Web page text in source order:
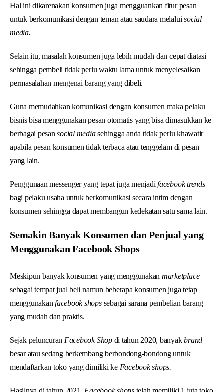
Hal ini dikarenakan konsumen juga mengguankan fitur pesan
untuk berkomunikasi dengan teman atau saudara melaluisocial
media.
Selain itu, masalah konsumen juga lebih mudah dan cepat diatasi
sehingga pembeli tidak perlu waktu lama untuk menyelesaikan
permasalahan mengenai barang yang dibeli.
Guna memudahkan komunikasi dengan konsumen maka pelaku
bisnis bisa menggunakan pesan otomatis yang bisa dimasukkan ke
berbagai pesansocial mediasehingga anda tidak perlu khawatir
apabila pesan konsumen tidak terbaca atau tenggelam di pesan
yang lain.
Penggunaan messenger yang tepat juga menjadi facebook trends
bagi pelaku usaha untuk berkomunikasi secara intim dengan
konsumen sehingga dapat membangun kedekatan satu sama lain.
Semakin Banyak Konsumen dan Penjual yang
Menggunakan Facebook Shops
Meskipun banyak konsumen yang menggunakan marketplace
sebagai tempat jual beli namun beberapa konsumen juga tetap
menggunakan facebook shopssebagai sarana pembelian barang
yang mudah dan praktis.
Sejak peluncuran Facebook Shopdi tahun 2020, banyakbrand
besar atau sedang berkembang berbondong-bondong untuk
mendaftarkan toko yang dimiliki ke Facebook shops.